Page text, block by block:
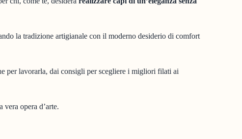
la tradizione artigianale con il moderno desiderio di comfort
per lavorarla, dai consigli per scegliere i migliori filati ai
opera d’arte.